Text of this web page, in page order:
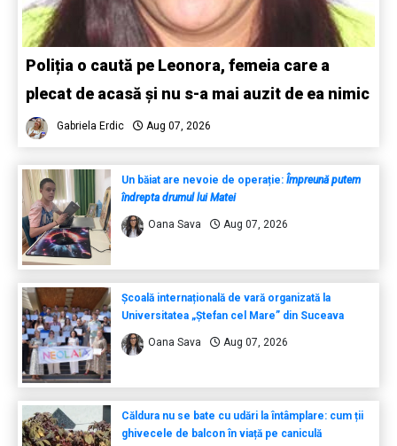
Poliția o caută pe Leonora, femeia care a
plecat de acasă și nu s-a mai auzit de ea nimic
Gabriela Erdic Aug 07, 2026
Un băiat are nevoie de operație: Împreună putem
îndrepta drumul lui Matei
Oana Sava Aug 07, 2026
Școală internațională de vară organizată la
Universitatea „Ștefan cel Mare” din Suceava
Oana Sava Aug 07, 2026
Căldura nu se bate cu udări la întâmplare: cum ții
ghivecele de balcon în viață pe caniculă